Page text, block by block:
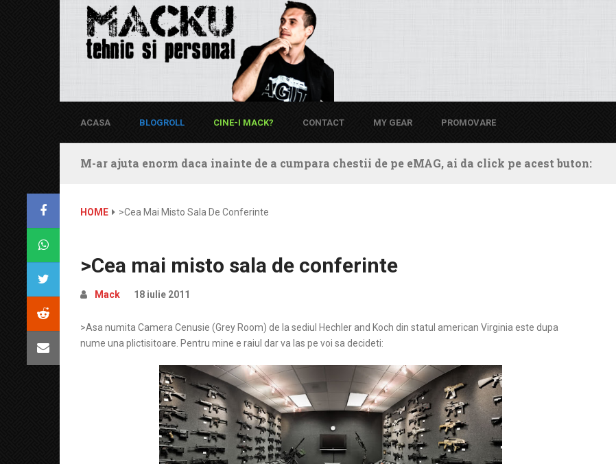
ACASA BLOGROLL CINE-I MACK? CONTACT MY GEAR PROMOVARE
M-ar ajuta enorm daca inainte de a cumpara chestii de pe eMAG, ai da click pe acest buton:
HOME >Cea Mai Misto Sala De Conferinte
>Cea mai misto sala de conferinte
Mack 18 iulie 2011
>Asa numita Camera Cenusie (Grey Room) de la sediul Hechler and Koch din statul american Virginia este dupa
nume una plictisitoare. Pentru mine e raiul dar va las pe voi sa decideti: